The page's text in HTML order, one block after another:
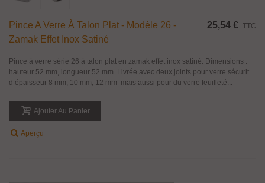
Pince A Verre À Talon Plat - Modèle 26 -
Zamak Effet Inox Satiné
25,54 € TTC
Pince à verre série 26 à talon plat en zamak effet inox satiné. Dimensions :
hauteur 52 mm, longueur 52 mm. Livrée avec deux joints pour verre sécurit
d’épaisseur 8 mm, 10 mm, 12 mm mais aussi pour du verre feuilleté...
Ajouter Au Panier
Aperçu